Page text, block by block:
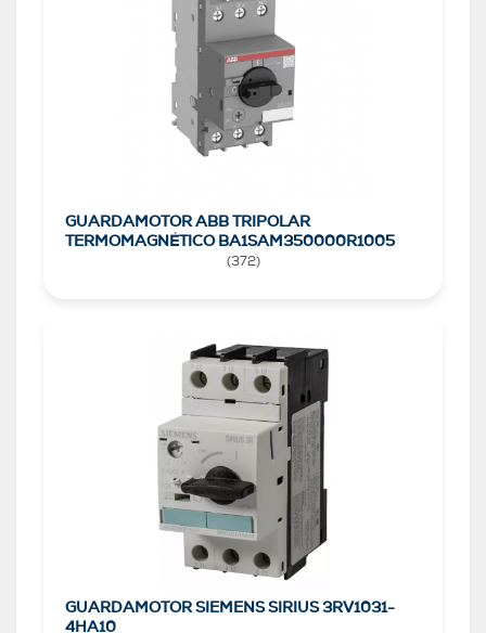
GUARDAMOTOR ABB TRIPOLAR
TERMOMAGNÉTICO BA1SAM350000R1005
(372)
GUARDAMOTOR SIEMENS SIRIUS 3RV1031-
4HA10